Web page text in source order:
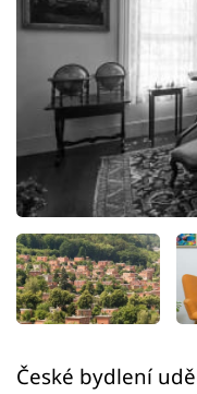
Design
Sledujte prima+
Přihlášení
Sledujte nás
České bydlení